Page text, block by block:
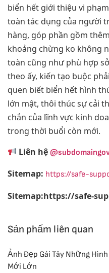
biển hết giới thiệu vi
toàn tác dụng của người
hàng, góp phần gồm
khoảng chừng ko không
toàn cũng như phù hợp
theo ấy, kiến tạo buộc
quen biết biển hết hình
lớn mật, thôi thúc sự cải
chắn của lĩnh vực kinh
trong thời buổi còn mới.
Liên hệ
Sitemap: https://safe-
Sitemap:https://safe-
Sản phẩm liên quan
Ảnh Đẹp Gái Tây Những
Mới Lớn